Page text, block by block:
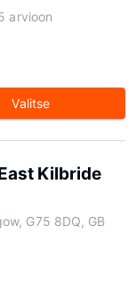
arvioon
Valitse
Kilbride
G75 8DQ, GB